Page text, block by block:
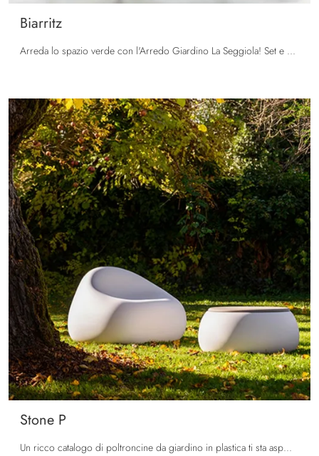
Biarritz
Arreda lo spazio verde con l'Arredo Giardino La Seggiola! Set e sedie da giardino in plastica, come il modello Biarritz, ti attendono!
Stone P
Un ricco catalogo di poltroncine da giardino in plastica ti sta aspettando nel nostro showroom: clicca e scopri il modello Stone P di La Seggiola.